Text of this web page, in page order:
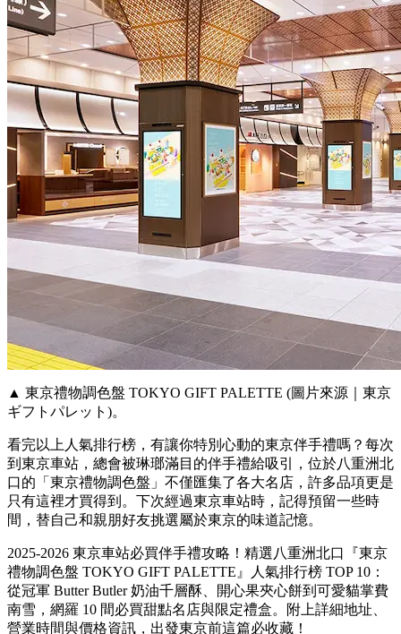
▲ 東京禮物調色盤 TOKYO GIFT PALETTE (圖片來源｜東京
ギフトパレット)。
看完以上人氣排行榜，有讓你特別心動的東京伴手禮嗎？每次
到東京車站，總會被琳瑯滿目的伴手禮給吸引，位於八重洲北
口的「東京禮物調色盤」不僅匯集了各大名店，許多品項更是
只有這裡才買得到。下次經過東京車站時，記得預留一些時
間，替自己和親朋好友挑選屬於東京的味道記憶。
2025-2026 東京車站必買伴手禮攻略！精選八重洲北口『東京
禮物調色盤 TOKYO GIFT PALETTE』人氣排行榜 TOP 10：
從冠軍 Butter Butler 奶油千層酥、開心果夾心餅到可愛貓掌費
南雪，網羅 10 間必買甜點名店與限定禮盒。附上詳細地址、
營業時間與價格資訊，出發東京前這篇必收藏！